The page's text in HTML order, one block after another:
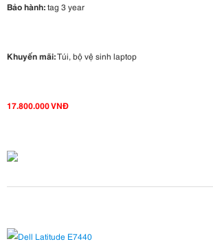
Bảo hành:tag 3 year
Khuyến mãi:Túi, bộ vệ sinh laptop
17.800.000 VNĐ